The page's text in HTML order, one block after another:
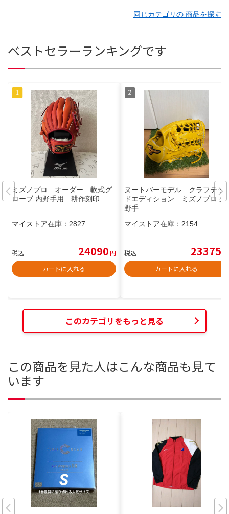
同じカテゴリの 商品を探す
ベストセラーランキングです
ミズノプロ オーダー 軟式グ
ローブ 内野手用 耕作刻印
マイストア在庫： 2827
税込 24090円
カートに入れる
ヌートバーモデル クラフテッ
ドエディション ミズノプロ 外
野手
マイストア在庫： 2154
税込 23375
カートに入れる
このカテゴリをもっと見る
この商品を見た人はこんな商品も見て
います